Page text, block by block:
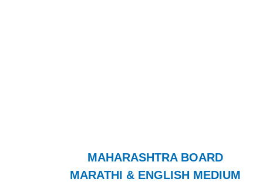
MAHARASHTRA BOARD
MARATHI & ENGLISH MEDIUM